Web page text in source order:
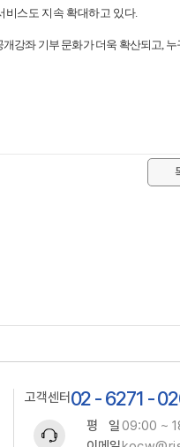
비스도 지속 확대하고 있다.
개강좌 기부 문화가 더욱 확산되고, 누
고객센터 02 - 6271 -
평 일09:00 ~